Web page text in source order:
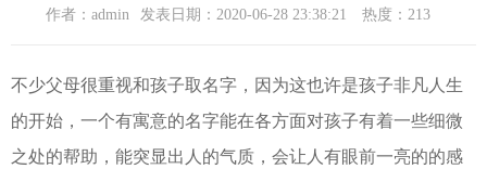
作者：admin 发表日期：2020-06-28 23:38:21 热度：213
不少父母很重视和孩子取名字，因为这也许是孩子非凡人生
的开始，一个有寓意的名字能在各方面对孩子有着一些细微
之处的帮助，能突显出人的气质，会让人有眼前一亮的的感